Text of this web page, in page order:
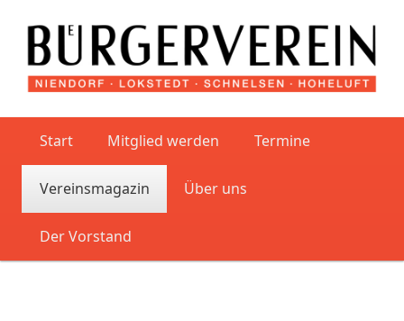
Zum Inhalt wechseln
Zum sekundären Inhalt wechseln
Start Mitglied werden Termine
Vereinsmagazin Über uns
Der Vorstand